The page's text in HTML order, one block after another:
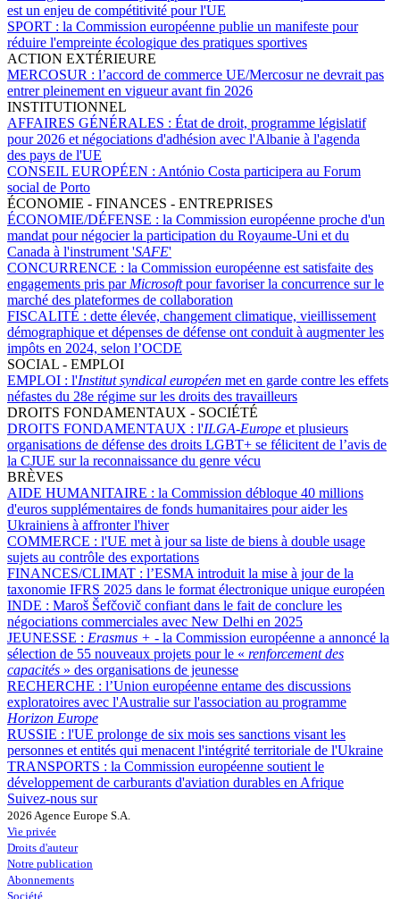
est un enjeu de compétitivité pour l'UE
SPORT : la Commission européenne publie un manifeste pour
réduire l'empreinte écologique des pratiques sportives
ACTION EXTÉRIEURE
MERCOSUR : l’accord de commerce UE/Mercosur ne devrait pas
entrer pleinement en vigueur avant fin 2026
INSTITUTIONNEL
AFFAIRES GÉNÉRALES : État de droit, programme législatif
pour 2026 et négociations d'adhésion avec l'Albanie à l'agenda
des pays de l'UE
CONSEIL EUROPÉEN : António Costa participera au Forum
social de Porto
ÉCONOMIE - FINANCES - ENTREPRISES
ÉCONOMIE/DÉFENSE : la Commission européenne proche d'un
mandat pour négocier la participation du Royaume-Uni et du
Canada à l'instrument 'SAFE'
CONCURRENCE : la Commission européenne est satisfaite des
engagements pris par Microsoftpour favoriser la concurrence sur le
marché des plateformes de collaboration
FISCALITÉ : dette élevée, changement climatique, vieillissement
démographique et dépenses de défense ont conduit à augmenter les
impôts en 2024, selon l’OCDE
SOCIAL - EMPLOI
EMPLOI : l'Institut syndical européen met en garde contre les effets
néfastes du 28e régime sur les droits des travailleurs
DROITS FONDAMENTAUX - SOCIÉTÉ
DROITS FONDAMENTAUX : l'ILGA-Europe et plusieurs
organisations de défense des droits LGBT+ se félicitent de l’avis de
la CJUE sur la reconnaissance du genre vécu
BRÈVES
AIDE HUMANITAIRE : la Commission débloque 40 millions
d'euros supplémentaires de fonds humanitaires pour aider les
Ukrainiens à affronter l'hiver
COMMERCE : l'UE met à jour sa liste de biens à double usage
sujets au contrôle des exportations
FINANCES/CLIMAT : l’ESMA introduit la mise à jour de la
taxonomie IFRS 2025 dans le format électronique unique européen
INDE : Maroš Šefčovič confiant dans le fait de conclure les
négociations commerciales avec New Delhi en 2025
JEUNESSE : Erasmus + - la Commission européenne a annoncé la
sélection de 55 nouveaux projets pour le « renforcement des
capacités » des organisations de jeunesse
RECHERCHE : l’Union européenne entame des discussions
exploratoires avec l'Australie sur l'association au programme
Horizon Europe
RUSSIE : l'UE prolonge de six mois ses sanctions visant les
personnes et entités qui menacent l'intégrité territoriale de l'Ukraine
TRANSPORTS : la Commission européenne soutient le
développement de carburants d'aviation durables en Afrique
Suivez-nous sur
2026 Agence Europe S.A.
Vie privée
Droits d'auteur
Notre publication
Abonnements
Société